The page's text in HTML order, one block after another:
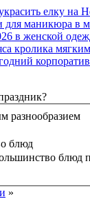
елку на
для маникюра в
в женской
кролика
разнообразием
блюд
блюд
»